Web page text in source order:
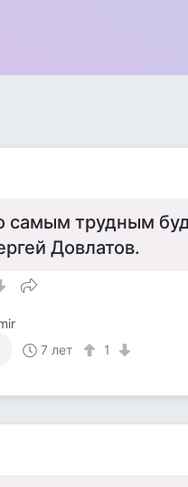
самым трудным
Довлатов.
7 лет
1